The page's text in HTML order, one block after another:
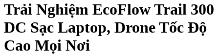
Trải Nghiệm EcoFlow Trail 300
DC Sạc Laptop, Drone Tốc Độ
Cao Mọi Nơi